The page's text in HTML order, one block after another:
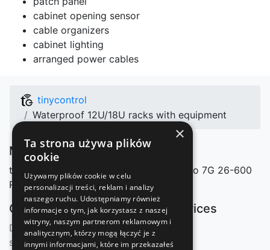
cabinet opening sensor
cable organizers
cabinet lighting
arranged power cables
tinycontrol
Waterproof 12U/18U racks with equipment
Manufacturer
tinycontrol Marcin Nosek Mazowieckiego 7G 26-600
Radom, Polska
Our shops
Distributors
sklep.tinycontrol.pl
Our services
mqtt.ats.pl
×
Ta strona używa plików
cookie
Używamy plików cookie w celu
personalizacji treści, reklam i analizy
naszego ruchu. Udostępniamy również
informacje o tym, jak korzystasz z naszej
witryny, naszym partnerom reklamowym i
analitycznym, którzy mogą łączyć je z
innymi informacjami, które im przekazałeś